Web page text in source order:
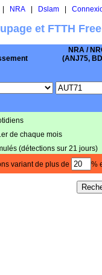
NRA| Dslam|
et FTTH
NRA /
(ANJ75,
de chaque mois
(détections sur 21 jours)
variant de plus de %